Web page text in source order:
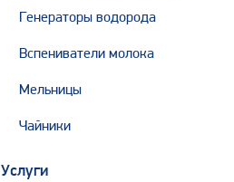
Генераторы водорода
Вспениватели молока
Мельницы
Чайники
Услуги